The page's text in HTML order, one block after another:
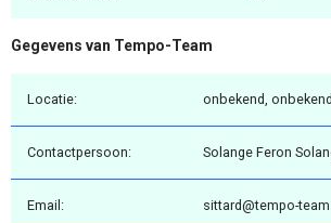
Gegevens van Tempo-Team
Locatie: onbekend,
Contactpersoon: Solange Feron
Email: sittard@tempo-